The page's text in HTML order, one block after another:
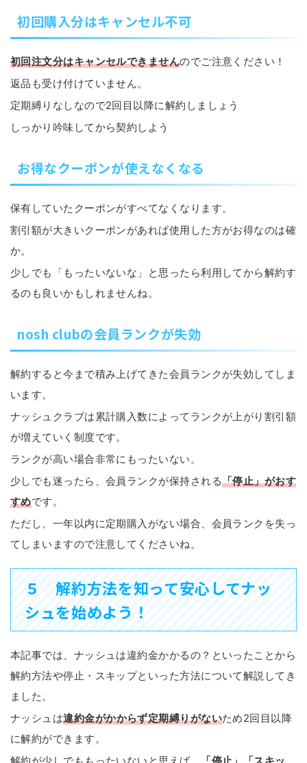
初回購入分はキャンセル不可
初回注文分はキャンセルできませんのでご注意ください！
返品も受け付けていません。
定期縛りなしなので2回目以降に解約しましょう
しっかり吟味してから契約しよう
お得なクーポンが使えなくなる
保有していたクーポンがすべてなくなります。
割引額が大きいクーポンがあれば使用した方がお得なのは確
か。
少しでも「もったいないな」と思ったら利用してから解約す
るのも良いかもしれませんね。
nosh clubの会員ランクが失効
解約すると今まで積み上げてきた会員ランクが失効してしま
います。
ナッシュクラブは累計購入数によってランクが上がり割引額
が増えていく制度です。
ランクが高い場合非常にもったいない。
少しでも迷ったら、会員ランクが保持される「停止」がおす
すめです。
ただし、一年以内に定期購入がない場合、会員ランクを失っ
てしまいますので注意してくださいね。
５ 解約方法を知って安心してナッ
シュを始めよう！
本記事では、ナッシュは違約金かかるの？といったことから
解約方法や停止・スキップといった方法について解説してき
ました。
ナッシュは違約金がかからず定期縛りがないため2回目以降
に解約ができます。
解約が少しでももったいないと思えば、
「停止」「スキッ